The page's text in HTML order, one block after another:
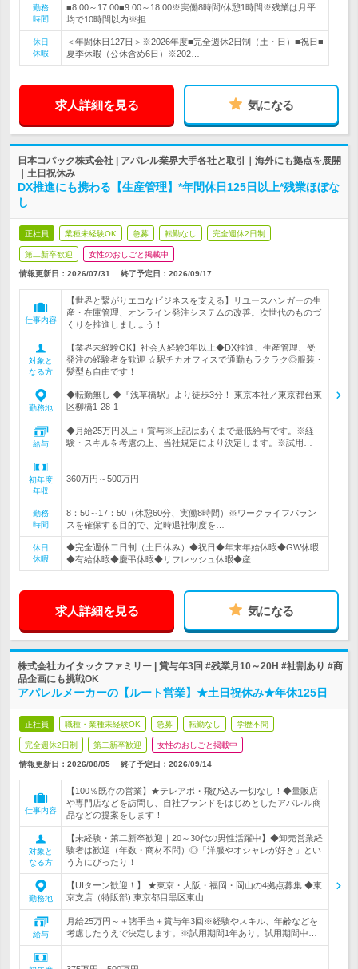
勤務
時間
■8:00～17:00■9:00～18:00※実働8時間/休憩1時間※残業は月平
均で10時間以内※担…
休日
休暇
＜年間休日127日＞※2026年度■完全週休2日制（土・日）■祝日■
夏季休暇（公休含め6日）※202…
求人詳細を見る 気になる
日本コパック株式会社 | アパレル業界大手各社と取引｜海外にも拠点を展開
｜土日祝休み
DX推進にも携わる【生産管理】*年間休日125日以上*残業ほぼな
し
正社員 業種未経験OK 急募 転勤なし 完全週休2日制
第二新卒歓迎 女性のおしごと掲載中
情報更新日：2026/07/31 終了予定日： 2026/09/17
仕事内容
【世界と繋がりエコなビジネスを支える】リユースハンガーの生
産・在庫管理、オンライン発注システムの改善。次世代のものづ
くりを推進しましょう！
対象と
なる方
【業界未経験OK】社会人経験3年以上◆DX推進、生産管理、受
発注の経験者を歓迎 ☆駅チカオフィスで通勤もラクラク◎服装・
髪型も自由です！
勤務地
◆転勤無し ◆『浅草橋駅』より徒歩3分！ 東京本社／東京都台東
区柳橋1-28-1
給与
◆月給25万円以上 + 賞与※上記はあくまで最低給与です。※経
験・スキルを考慮の上、当社規定により決定します。※試用…
初年度
年収
360万円～500万円
勤務
時間
8：50～17：50（休憩60分、実働8時間）※ワークライフバラン
スを確保する目的で、定時退社制度を…
休日
休暇
◆完全週休二日制（土日休み）◆祝日◆年末年始休暇◆GW休暇
◆有給休暇◆慶弔休暇◆リフレッシュ休暇◆産…
求人詳細を見る 気になる
株式会社カイタックファミリー | 賞与年3回 #残業月10～20H #社割あり #商
品企画にも挑戦OK
アパレルメーカーの【ルート営業】★土日祝休み★年休125日
正社員 職種・業種未経験OK 急募 転勤なし 学歴不問
完全週休2日制 第二新卒歓迎 女性のおしごと掲載中
情報更新日：2026/08/05 終了予定日： 2026/09/14
仕事内容
【100％既存の営業】★テレアポ・飛び込み一切なし！◆量販店
や専門店などを訪問し、自社ブランドをはじめとしたアパレル商
品などの提案をします！
対象と
なる方
【未経験・第二新卒歓迎｜20～30代の男性活躍中】◆卸売営業経
験者は歓迎（年数・商材不問）◎「洋服やオシャレが好き」とい
う方にぴったり！
勤務地
【UIターン歓迎！】 ★東京・大阪・福岡・岡山の4拠点募集 ◆東
京支店（特販部) 東京都目黒区東山…
給与
月給25万円～＋諸手当＋賞与年3回※経験やスキル、年齢などを
考慮したうえで決定します。※試用期間1年あり。試用期間中…